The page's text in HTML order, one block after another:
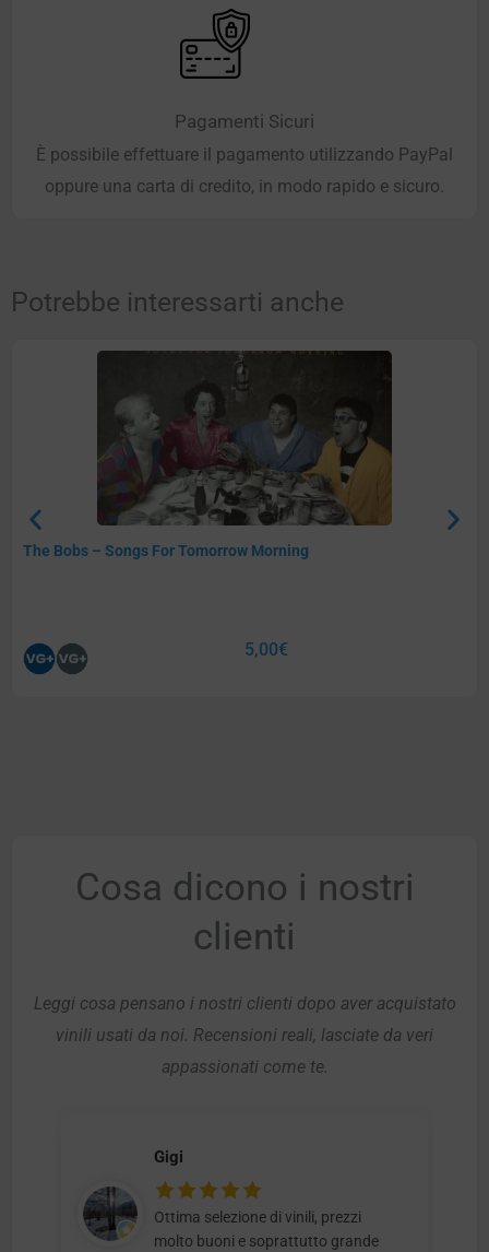
Pagamenti Sicuri
È possibile effettuare il pagamento utilizzando PayPal
oppure una carta di credito, in modo rapido e sicuro.
Potrebbe interessarti anche
The Bobs – Songs For Tomorrow Morning
5,00€
Cosa dicono i nostri
clienti
Leggi cosa pensano i nostri clienti dopo aver acquistato
vinili usati da noi. Recensioni reali, lasciate da veri
appassionati come te.
Gigi
Ottima selezione di vinili, prezzi
molto buoni e soprattutto grande